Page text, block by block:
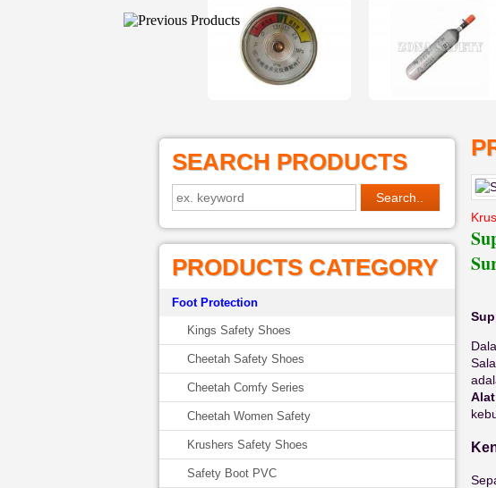
SEARCH PRODUCTS
PRODUCTS CATEGORY
Foot Protection
Kings Safety Shoes
Cheetah Safety Shoes
Cheetah Comfy Series
Cheetah Women Safety
Krushers Safety Shoes
Safety Boot PVC